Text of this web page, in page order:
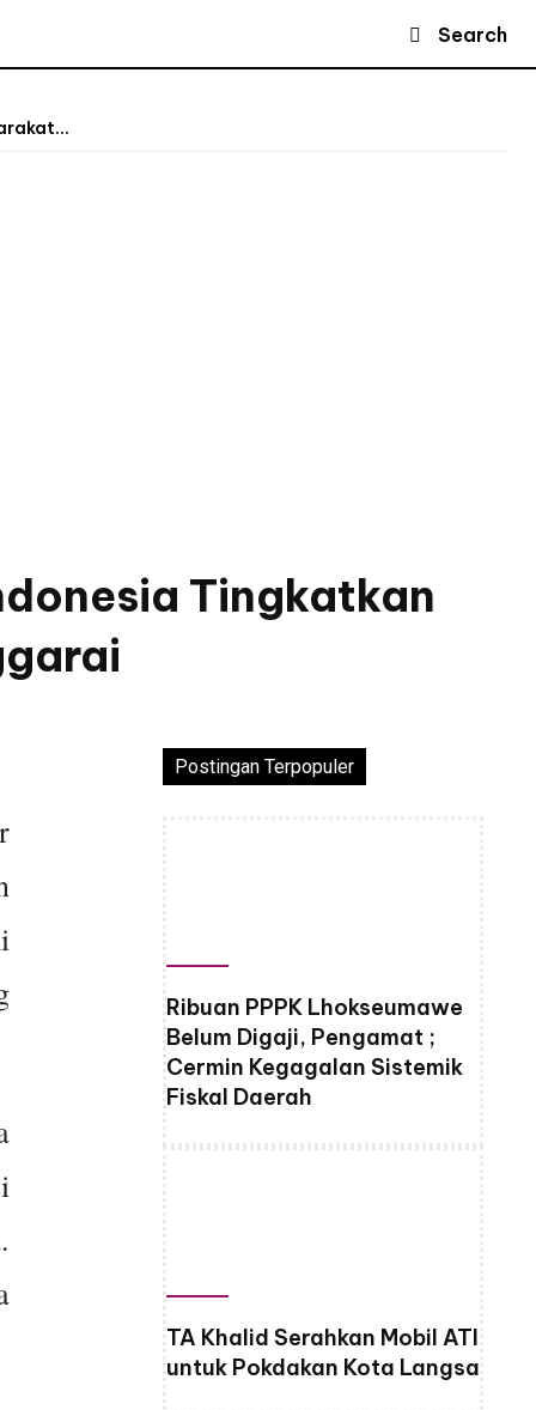
Search
Tingkatkan
Postingan Terpopuler
Ribuan PPPK Lhokseumawe
Belum Digaji, Pengamat ;
Cermin Kegagalan Sistemik
Fiskal Daerah
TA Khalid Serahkan Mobil ATI
untuk Pokdakan Kota Langsa